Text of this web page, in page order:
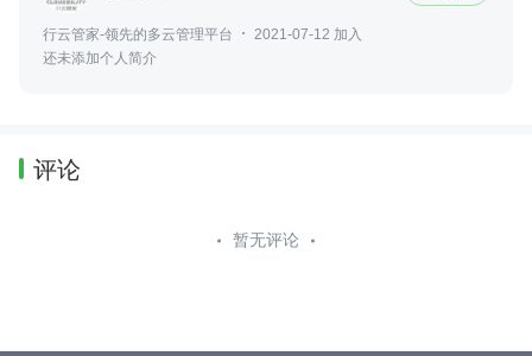
行云管家-领先的多云管理平台
2021-07-12 加入
还未添加个人简介
评论
暂无评论